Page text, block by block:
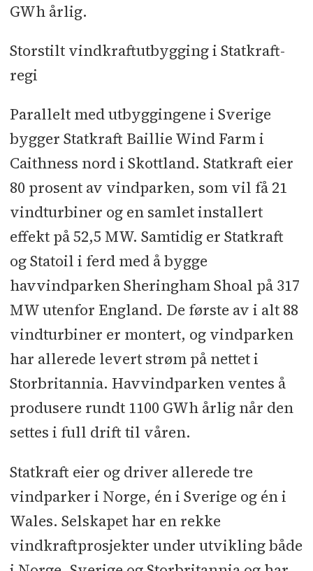
betydelig i vår og sommer, og ved
samlede magasinfyllingen i Norden
på 96,5 prosent av normalt nivå,
tilsvarende 82,7 TWh. Ved inngangen
til kvartalet var magasinfyllingen i
Norden 45 prosent av det normale.
Gjennomgående har årets kraftpriser
vært høyere enn i 2010. I andre
kvartal var gjennomsnittlig
systempris i det nordiske markedet
52,2 EUR/MWh (44,9), mens den for
halvåret var 59,2 EUR/MWh (52,3).
Den gjennomsnittlige spotprisen på
den tyske energibørsen EEX var på
53,6 EUR/MWh (41,9) for andre
kvartal og 52,7 EUR/MWh (41,5) for
halvåret. Terminprisene i andre
halvår er lavere enn spotprisene i
samme periode i 2010.
*Justert for urealiserte
verdiendringer og vesentlige
engangseffekter
GWh årlig.
Storstilt vindkraftutbygging i Statkraft-
regi
Parallelt med utbyggingene i Sverige
bygger Statkraft Baillie Wind Farm i
Caithness nord i Skottland. Statkraft eier
80 prosent av vindparken, som vil få 21
vindturbiner og en samlet installert
effekt på 52,5 MW. Samtidig er Statkraft
og Statoil i ferd med å bygge
havvindparken Sheringham Shoal på 317
MW utenfor England. De første av i alt 88
vindturbiner er montert, og vindparken
har allerede levert strøm på nettet i
Storbritannia. Havvindparken ventes å
produsere rundt 1100 GWh årlig når den
settes i full drift til våren.
Statkraft eier og driver allerede tre
vindparker i Norge, én i Sverige og én i
Wales. Selskapet har en rekke
vindkraftprosjekter under utvikling både